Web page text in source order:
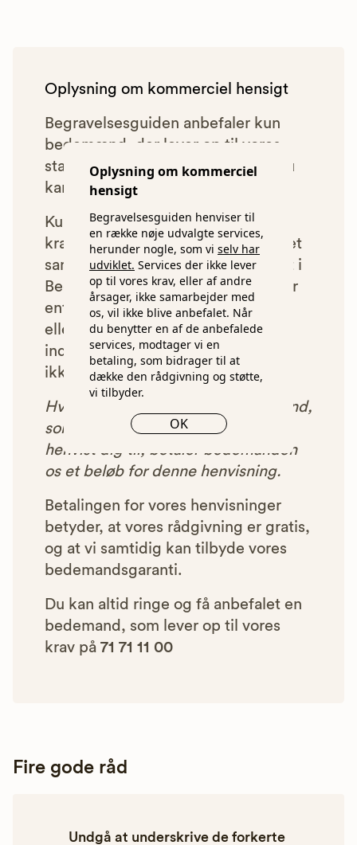
Oplysning om kommerciel
hensigt
Begravelsesguiden henviser til
en række nøje udvalgte services,
herunder nogle, som vi selv har
udviklet. Services der ikke lever
op til vores krav, eller af andre
årsager, ikke samarbejder med
os, vil ikke blive anbefalet. Når
du benytter en af de anbefalede
services, modtager vi en
betaling, som bidrager til at
dække den rådgivning og støtte,
vi tilbyder.
OK
Oplysning om kommerciel hensigt
Begravelsesguiden anbefaler kun
bedemænd, der lever op til vores
statistiske pris- og kvalitetskrav. Du
kan læse mere om vores krav
Kun bedemænd der lever op til
kravene har mulighed for at indgå et
samarbejde med os om at blive vist i
Begravelsesguiden. Bedemænd der
enten ikke lever op til vores krav,
eller som af andre årsager ikke har
indgået et samarbejde med os, vil
ikke blive vist i vores anbefalinger.
Hver gang du benytter en bedemand,
som vi har godkendt, anbefalet og
henvist dig til, betaler bedemanden
os et beløb for denne henvisning.
Betalingen for vores henvisninger
betyder, at vores rådgivning er gratis,
og at vi samtidig kan tilbyde vores
bedemandsgaranti.
Du kan altid ringe og få anbefalet en
bedemand, som lever op til vores
krav på 71 71 11 00
Fire gode råd
Undgå at underskrive de forkerte